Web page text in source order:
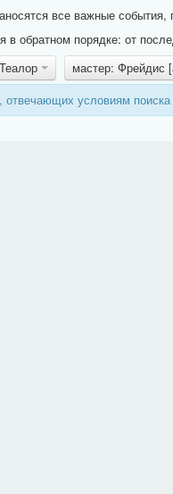
все важные события,
в обратном порядке: от
мастер: Фрейдис
отвечающих условиям поиска